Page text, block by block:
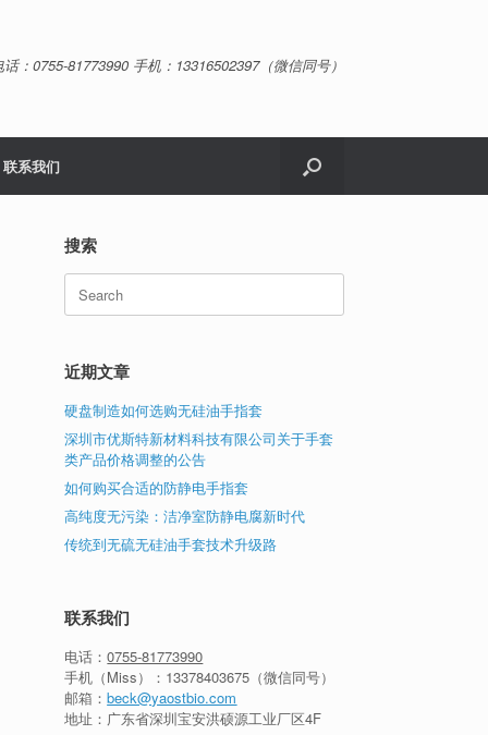
：0755-81773990 手机：13316502397（微信同号）
联系我们
搜索
Search
for:
近期文章
硬盘制造如何选购无硅油手指套
深圳市优斯特新材料科技有限公司关于手套
类产品价格调整的公告
如何购买合适的防静电手指套
高纯度无污染：洁净室防静电腐新时代
传统到无硫无硅油手套技术升级路
联系我们
电话：0755-81773990
手机（Miss）： 13378403675 （微信同号）
邮箱：beck@yaostbio.com
地址：广东省深圳宝安洪硕源工业厂区4F